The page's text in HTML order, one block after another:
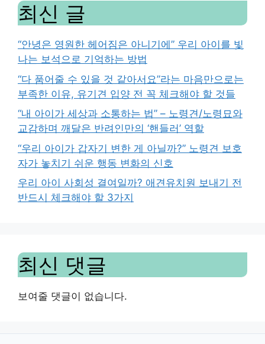
최신 글
“안녕은 영원한 헤어짐은 아니기에” 우리 아이를 빛
나는 보석으로 기억하는 방법
“다 품어줄 수 있을 것 같아서요”라는 마음만으로는
부족한 이유, 유기견 입양 전 꼭 체크해야 할 것들
“내 아이가 세상과 소통하는 법” – 노령견/노령묘와
교감하며 깨달은 반려인만의 ‘핸들러’ 역할
“우리 아이가 갑자기 변한 게 아닐까?” 노령견 보호
자가 놓치기 쉬운 행동 변화의 신호
우리 아이 사회성 결여일까? 애견유치원 보내기 전
반드시 체크해야 할 3가지
최신 댓글
보여줄 댓글이 없습니다.